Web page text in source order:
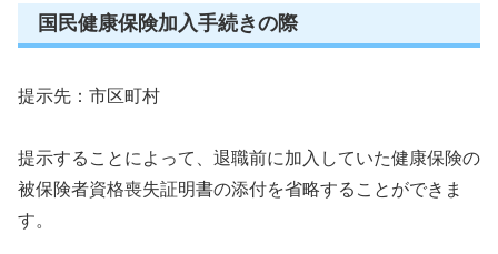
国民健康保険加入手続きの際
提示先：市区町村
提示することによって、退職前に加入していた健康保険の
被保険者資格喪失証明書の添付を省略することができま
す。